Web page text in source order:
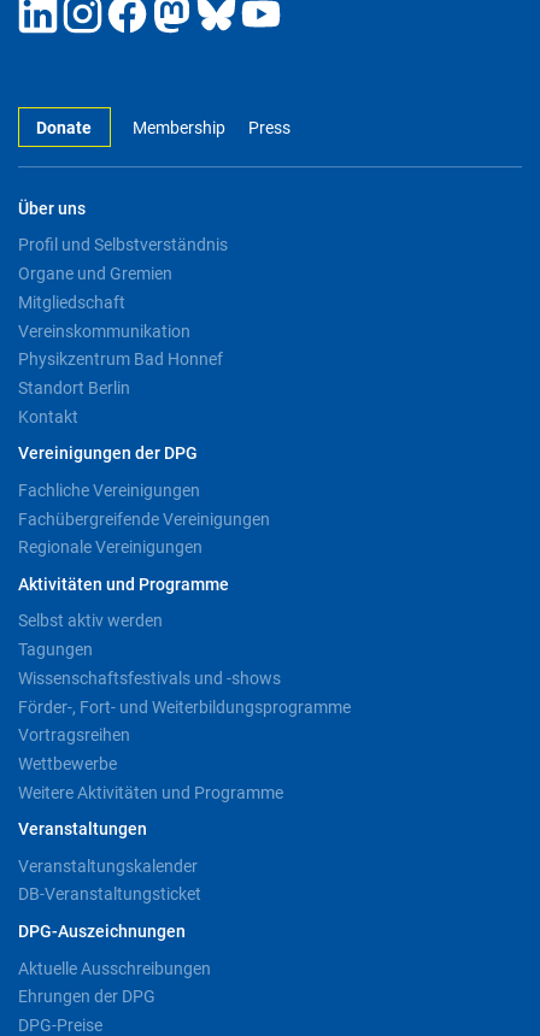
Donate Membership Press
Über uns
Profil und Selbstverständnis
Organe und Gremien
Mitgliedschaft
Vereinskommunikation
Physikzentrum Bad Honnef
Standort Berlin
Kontakt
Vereinigungen der DPG
Fachliche Vereinigungen
Fachübergreifende Vereinigungen
Regionale Vereinigungen
Aktivitäten und Programme
Selbst aktiv werden
Tagungen
Wissenschaftsfestivals und -shows
Förder-, Fort- und Weiterbildungsprogramme
Vortragsreihen
Wettbewerbe
Weitere Aktivitäten und Programme
Veranstaltungen
Veranstaltungskalender
DB-Veranstaltungsticket
DPG-Auszeichnungen
Aktuelle Ausschreibungen
Ehrungen der DPG
DPG-Preise